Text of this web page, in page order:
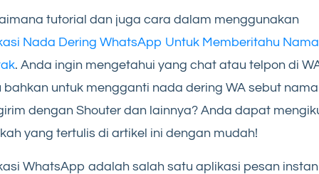
tutorial dan juga cara dalam menggunakan
Nada Dering WhatsApp Untuk Memberitahu Nama
. Anda ingin mengetahui yang chat atau telpon di
bahkan untuk mengganti nada dering WA sebut nama
dengan Shouter dan lainnya? Anda dapat
yang tertulis di artikel ini dengan mudah!
WhatsApp adalah salah satu aplikasi pesan instan